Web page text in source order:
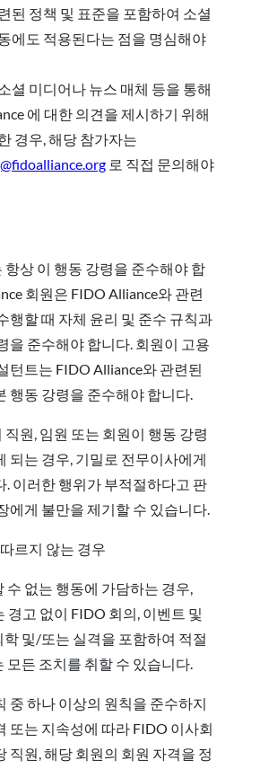
된 정책 및 표준을 포함하여 소셜
에도 적용된다는 점을 명심해야
셜 미디어나 뉴스 매체 등을 통해
에 대한 의견을 제시하기 위해
경우, 해당 참가자는
로 직접 문의해야
항상 이 행동 강령을 준수해야 합
회원은 FIDO Alliance와 관련
행할 때 자체 윤리 및 준수 규칙과
을 준수해야 합니다. 회원이 고용
턴트는 FIDO Alliance와 관련된
행동 강령을 준수해야 합니다.
원, 임원 또는 회원이 행동 강령
되는 경우, 기밀로 전무이사에게
. 이러한 행위가 부적절하다고 판
에게 불만을 제기할 수 있습니다.
르지 않는 경우
수 없는 행동에 가담하는 경우,
경고 없이 FIDO 회의, 이벤트 및
및/또는 실격을 포함하여 적절
모든 조치를 취할 수 있습니다.
중 하나 이상의 원칙을 준수하지
또는 지속성에 따라 FIDO 이사회
직원, 해당 회원의 회원 자격을 정